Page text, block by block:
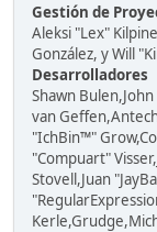
Gestión de
Aleksi "Lex"
González, y Will
Desarrolladores
Shawn
van
"IchBin™"
"Compuart"
Stovell,Juan